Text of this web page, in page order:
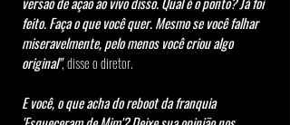
feito. Faça o que você quer. Mesmo se você falhar
miseravelmente, pelo menos você criou algo
original", disse o diretor.
E você, o que acha do reboot da franquia